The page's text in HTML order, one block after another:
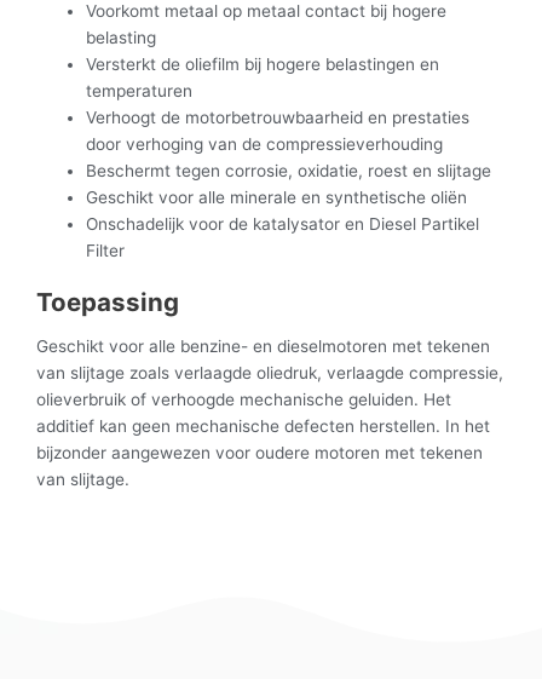
Voorkomt metaal op metaal contact bij hogere
belasting
Versterkt de oliefilm bij hogere belastingen en
temperaturen
Verhoogt de motorbetrouwbaarheid en prestaties
door verhoging van de compressieverhouding
Beschermt tegen corrosie, oxidatie, roest en slijtage
Geschikt voor alle minerale en synthetische oliën
Onschadelijk voor de katalysator en Diesel Partikel
Filter
Toepassing
Geschikt voor alle benzine- en dieselmotoren met tekenen
van slijtage zoals verlaagde oliedruk, verlaagde compressie,
olieverbruik of verhoogde mechanische geluiden. Het
additief kan geen mechanische defecten herstellen. In het
bijzonder aangewezen voor oudere motoren met tekenen
van slijtage.